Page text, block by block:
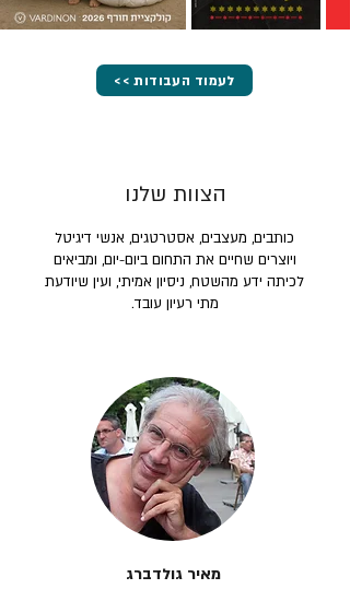
<< לעמוד העבודות
הצוות שלנו
כותבים, מעצבים, אסטרטגים, אנשי דיגיטל
ויוצרים שחיים את התחום ביום-יום, ומביאים
לכיתה ידע מהשטח, ניסיון אמיתי, ועין שיודעת
מתי רעיון עובד.
מאיר גולדברג